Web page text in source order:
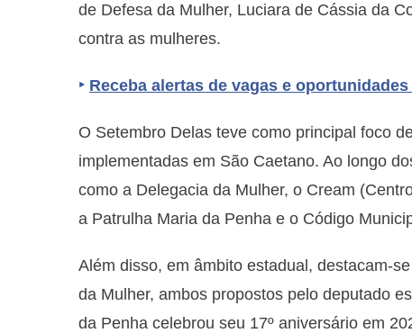
de Defesa da Mulher, Luciara de Cássia da
contra as mulheres.
‣ Receba alertas de vagas e oportunidades
O Setembro Delas teve como principal foco
implementadas em São Caetano. Ao longo
como a Delegacia da Mulher, o Cream
a Patrulha Maria da Penha e o Código
Além disso, em âmbito estadual, destacam-
da Mulher, ambos propostos pelo deputado
da Penha celebrou seu 17º aniversário em